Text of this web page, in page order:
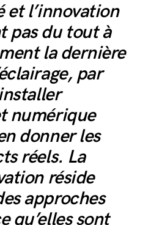
et l’innovation
pas du tout à
la dernière
par
numérique
donner les
réels. La
réside
approches
qu’elles sont